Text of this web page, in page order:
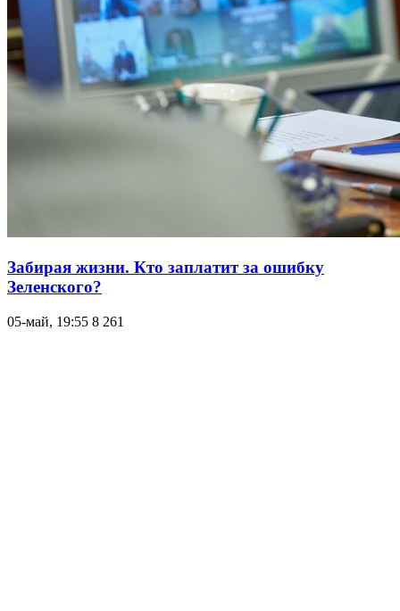
Забирая жизни. Кто заплатит за ошибку
Зеленского?
05-май, 19:55 8 261